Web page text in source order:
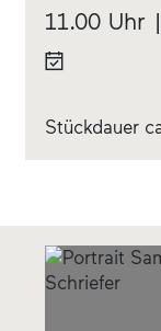
11.00 Uhr
Stückdauer